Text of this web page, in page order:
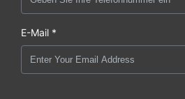
E-Mail *